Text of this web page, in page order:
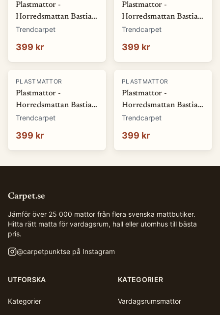
Plastmattor -
Horredsmattan Bastian
(grön) (Storlek: 70 x 50
Trendcarpet
399 kr
Plastmattor -
Horredsmattan Bastian
(röd) (Storlek: 70 x 50
Trendcarpet
399 kr
PLASTMATTOR
Plastmattor -
Horredsmattan Bastian
(blå) (Storlek: 70 x 50
Trendcarpet
399 kr
PLASTMATTOR
Plastmattor -
Horredsmattan Bastian
(brun) (Storlek: 70 x 50
Trendcarpet
399 kr
Carpet.se
Jämför över 25 000 mattor från flera svenska mattbutiker.
Hitta rätt matta för vardagsrum, hall eller utomhus till bästa
pris.
@carpetpunktse på Instagram
UTFORSKA
Kategorier
KATEGORIER
Vardagsrumsmattor